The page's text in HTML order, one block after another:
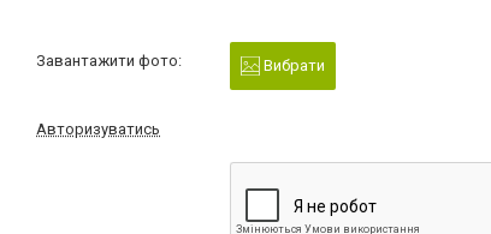
Завантажити фото: Вибрати
Авторизуватись